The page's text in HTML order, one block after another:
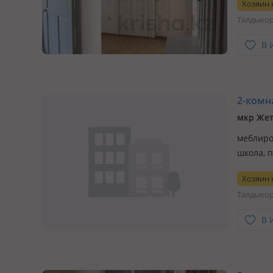
аренды
Хозяин
В
2-
мкр
школа,
Хозяин
В